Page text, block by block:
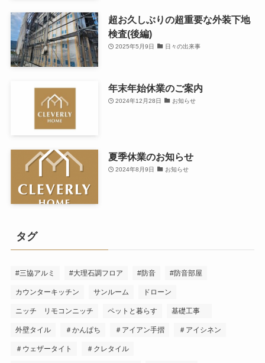
超お久しぶりの超重要な外装下地
検査(後編)
2025年5月9日 日々の出来事
年末年始休業のご案内
2024年12月28日 お知らせ
夏季休業のお知らせ
2024年8月9日 お知らせ
タグ
#三協アルミ #大理石調フロア #防音 #防音部屋
カウンターキッチン サンルーム ドローン
ニッチ リモコンニッチ ペットと暮らす 基礎工事
外壁タイル ＃かんぱち ＃アイアン手摺 ＃アイシネン
＃ウェザータイト ＃クレタイル